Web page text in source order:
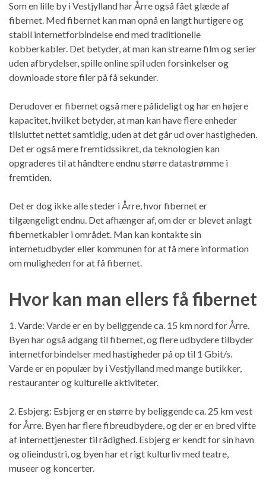
Som en lille by i Vestjylland har Årre også fået glæde af
fibernet. Med fibernet kan man opnå en langt hurtigere og
stabil internetforbindelse end med traditionelle
kobberkabler. Det betyder, at man kan streame film og serier
uden afbrydelser, spille online spil uden forsinkelser og
downloade store filer på få sekunder.
Derudover er fibernet også mere pålideligt og har en højere
kapacitet, hvilket betyder, at man kan have flere enheder
tilsluttet nettet samtidig, uden at det går ud over hastigheden.
Det er også mere fremtidssikret, da teknologien kan
opgraderes til at håndtere endnu større datastrømme i
fremtiden.
Det er dog ikke alle steder i Årre, hvor fibernet er
tilgængeligt endnu. Det afhænger af, om der er blevet anlagt
fibernetkabler i området. Man kan kontakte sin
internetudbyder eller kommunen for at få mere information
om muligheden for at få fibernet.
Hvor kan man ellers få fibernet
1. Varde: Varde er en by beliggende ca. 15 km nord for Årre.
Byen har også adgang til fibernet, og flere udbydere tilbyder
internetforbindelser med hastigheder på op til 1 Gbit/s.
Varde er en populær by i Vestjylland med mange butikker,
restauranter og kulturelle aktiviteter.
2. Esbjerg: Esbjerg er en større by beliggende ca. 25 km vest
for Årre. Byen har flere fibreudbydere, og der er en bred vifte
af internettjenester til rådighed. Esbjerg er kendt for sin havn
og olieindustri, og byen har et rigt kulturliv med teatre,
museer og koncerter.